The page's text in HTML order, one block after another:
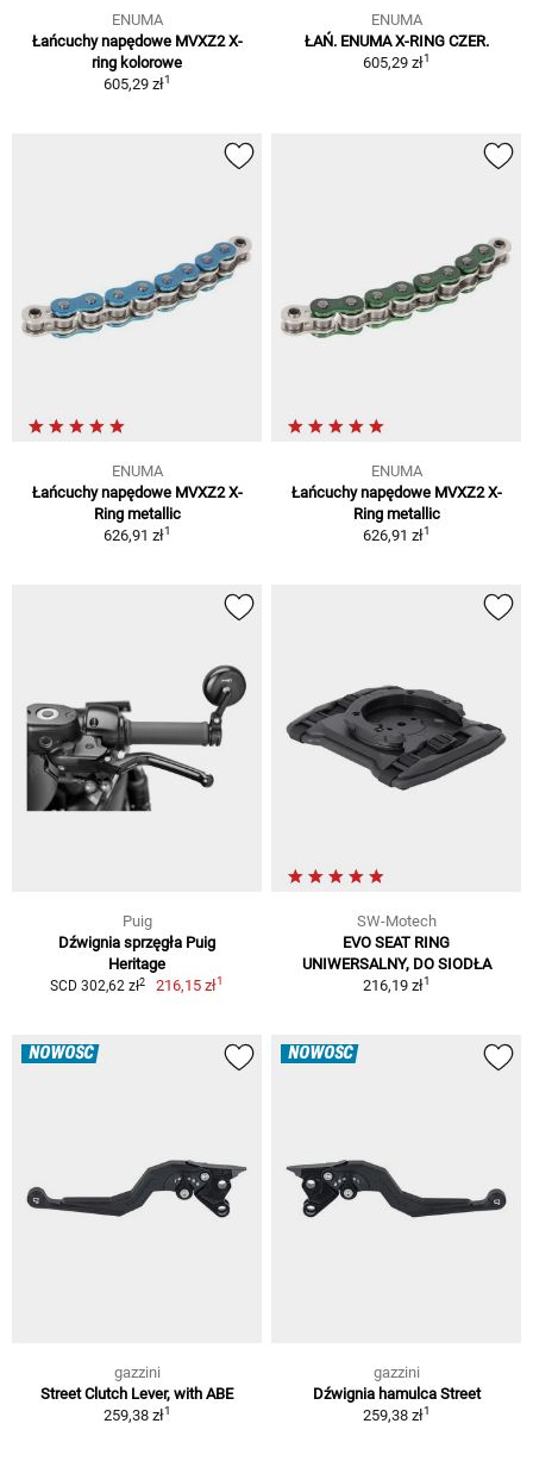
ENUMA
Łańcuchy napędowe MVXZ2 X-
ring kolorowe
605,29 zł1
ENUMA
ŁAŃ. ENUMA X-RING CZER.
605,29 zł1
ENUMA
Łańcuchy napędowe MVXZ2 X-
Ring metallic
626,91 zł1
ENUMA
Łańcuchy napędowe MVXZ2 X-
Ring metallic
626,91 zł1
Puig
Dźwignia sprzęgła Puig
Heritage
SCD 302,62 zł2 216,15 zł1
SW-Motech
EVO SEAT RING
UNIWERSALNY, DO SIODŁA
216,19 zł1
NOWOŚĆ
gazzini
Street Clutch Lever, with ABE
259,38 zł1
NOWOŚĆ
gazzini
Dźwignia hamulca Street
259,38 zł1